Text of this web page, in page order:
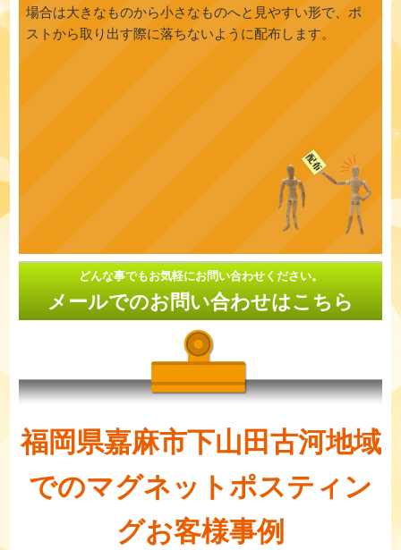
場合は大きなものから小さなものへと見やすい形で、ポ
ストから取り出す際に落ちないように配布します。
どんな事でもお気軽にお問い合わせください。
メールでのお問い合わせはこちら
福岡県嘉麻市下山田古河地域
でのマグネットポスティン
グお客様事例